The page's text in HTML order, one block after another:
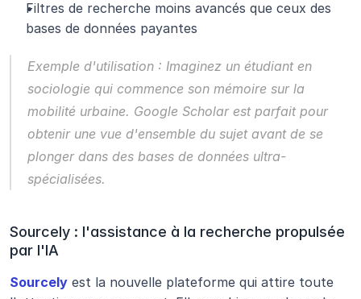
Filtres de recherche moins avancés que ceux des
bases de données payantes
Exemple d'utilisation : Imaginez un étudiant en
sociologie qui commence son mémoire sur la
mobilité urbaine. Google Scholar est parfait pour
obtenir une vue d'ensemble du sujet avant de se
plonger dans des bases de données ultra-
spécialisées.
Sourcely : l'assistance à la recherche propulsée
par l'IA
Sourcely est la nouvelle plateforme qui attire toute